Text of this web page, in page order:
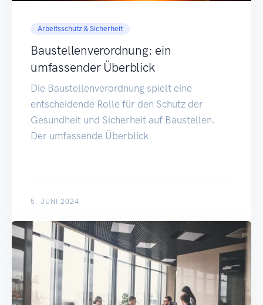
Arbeitsschutz & Sicherheit
Baustellenverordnung: ein
umfassender Überblick
Die Baustellenverordnung spielt eine
entscheidende Rolle für den Schutz der
Gesundheit und Sicherheit auf Baustellen.
Der umfassende Überblick.
5. JUNI 2024